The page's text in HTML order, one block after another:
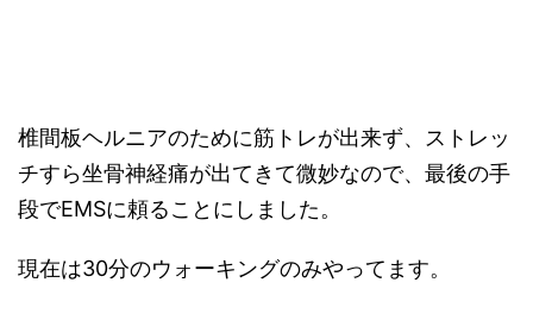
椎間板ヘルニアのために筋トレが出来ず、ストレッ
チすら坐骨神経痛が出てきて微妙なので、最後の手
段でEMSに頼ることにしました。
現在は30分のウォーキングのみやってます。